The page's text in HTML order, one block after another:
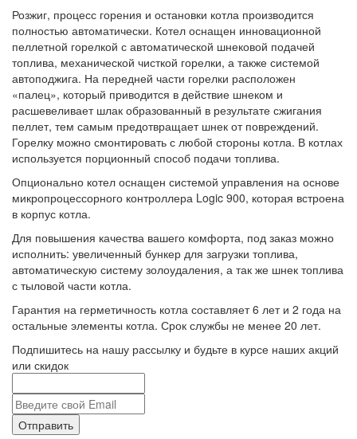
Розжиг, процесс горения и остановки котла производится
полностью автоматически. Котел оснащен инновационной
пеллетной горелкой с автоматической шнековой подачей
топлива, механической чисткой горелки, а также системой
автоподжига. На передней части горелки расположен
«палец», который приводится в действие шнеком и
расшевеливает шлак образованный в результате сжигания
пеллет, тем самым предотвращает шнек от повреждений.
Горелку можно смонтировать с любой стороны котла. В котлах
используется порционный способ подачи топлива.
Опционально котел оснащен системой управления на основе
микропроцессорного контроллера Logic 900, которая встроена
в корпус котла.
Для повышения качества вашего комфорта, под заказ можно
исполнить: увеличенный бункер для загрузки топлива,
автоматическую систему золоудаления, а так же шнек топлива
с тыловой части котла.
Гарантия на герметичность котла составляет 6 лет и 2 года на
остальные элементы котла. Срок службы не менее 20 лет.
Подпишитесь на нашу рассылку и будьте в курсе наших акций
или скидок
Отправить